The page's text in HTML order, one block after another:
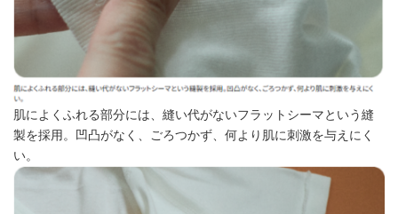
肌によくふれる部分には、縫い代がないフラットシーマという縫
製を採用。凹凸がなく、ごろつかず、何より肌に刺激を与えにく
い。